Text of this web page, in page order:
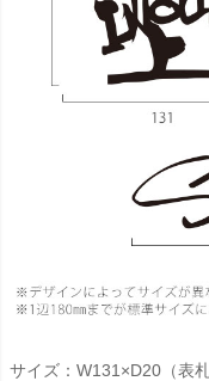
サイズ：W131×D20（表